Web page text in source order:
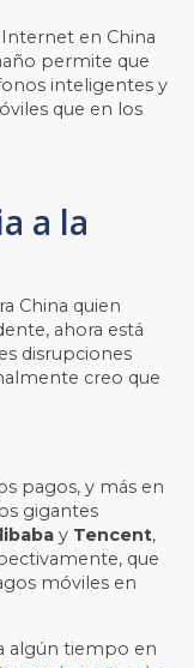
en China
permite que
inteligentes y
que en los
a la
China quien
ahora está
disrupciones
creo que
pagos, y más en
gigantes
y Tencent,
que
móviles en
algún tiempo en